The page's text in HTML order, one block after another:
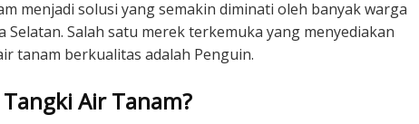
menjadi solusi yang semakin diminati oleh banyak warga
Selatan. Salah satu merek terkemuka yang menyediakan
tanam berkualitas adalah Penguin.
Air Tanam?